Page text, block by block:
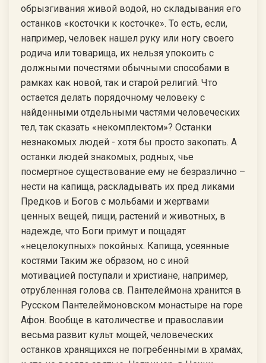
обрызгивания живой водой, но складывания его
останков «косточки к косточке». То есть, если,
например, человек нашел руку или ногу своего
родича или товарища, их нельзя упокоить с
должными почестями обычными способами в
рамках как новой, так и старой религий. Что
остается делать порядочному человеку с
найденными отдельными частями человеческих
тел, так сказать «некомплектом»? Останки
незнакомых людей - хотя бы просто закопать. А
останки людей знакомых, родных, чье
посмертное существование ему не безразлично –
нести на капища, раскладывать их пред ликами
Предков и Богов с мольбами и жертвами
ценных вещей, пищи, растений и животных, в
надежде, что Боги примут и пощадят
«нецелокупных» покойных. Капища, усеянные
костями Таким же образом, но с иной
мотивацией поступали и христиане, например,
отрубленная голова св. Пантелеймона хранится в
Русском Пантелеймоновском монастыре на горе
Афон. Вообще в католичестве и православии
весьма развит культ мощей, человеческих
останков хранящихся не погребенными в храмах,